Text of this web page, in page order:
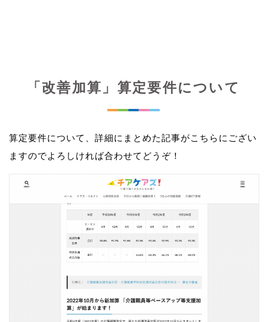
「改善加算」算定要件について
算定要件について、詳細にまとめた記事がこちらにござい
ますのでよろしければ合わせてどうぞ！